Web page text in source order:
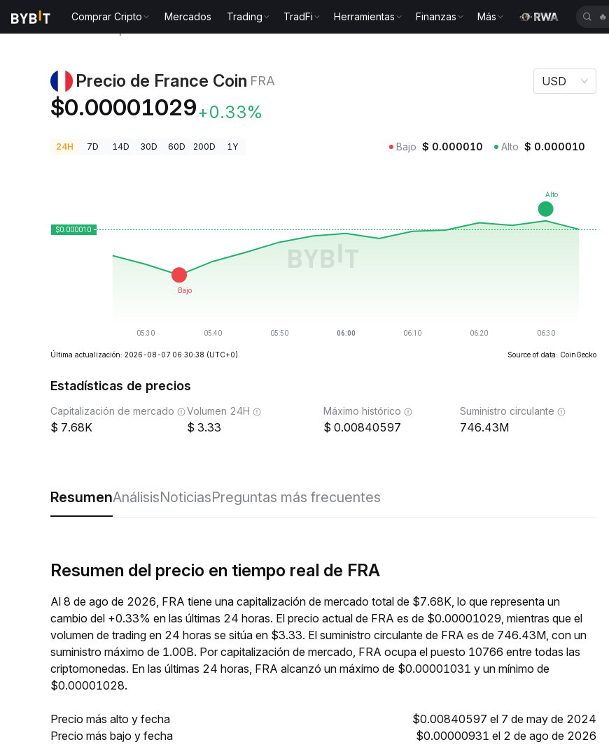
Comprar Cripto Mercados Trading TradFi Herramientas Finanzas Más 🔥
Precio de France Coin FRA
$0.00001029+0.33%
USD
24H 7D 14D 30D 60D 200D 1Y Bajo $ 0.000010 Alto $ 0.000010
Última actualización: 2026-08-07 06:30:38 (UTC+0) Source of data: CoinGecko
Estadísticas de precios
Capitalización de mercado
7.68K
Volumen 24H
3.33
Máximo histórico
0.00840597
Suministro circulante
746.43M
ResumenAnálisisNoticiasPreguntas más frecuentes
Resumen del precio en tiempo real de FRA
Al 8 de ago de 2026, FRA tiene una capitalización de mercado total de $7.68K, lo que representa un
cambio del +0.33% en las últimas 24 horas. El precio actual de FRA es de $0.00001029, mientras que el
volumen de trading en 24 horas se sitúa en $3.33. El suministro circulante de FRA es de 746.43M, con un
suministro máximo de 1.00B. Por capitalización de mercado, FRA ocupa el puesto 10766 entre todas las
criptomonedas. En las últimas 24 horas, FRA alcanzó un máximo de $0.00001031 y un mínimo de
$0.00001028.
Precio más alto y fecha
$0.00840597 el 7 de may de 2024
Precio más bajo y fecha
$0.00000931 el 2 de ago de 2026